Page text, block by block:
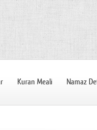
Kuran Meali Namaz